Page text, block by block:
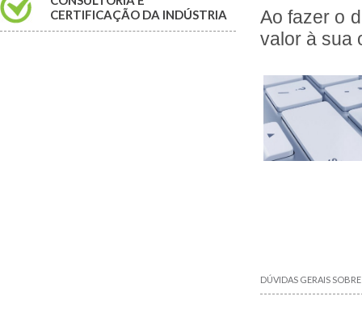
CERTIFICAÇÃO DA INDÚSTRIA
Ao fazer o
valor à sua
DÚVIDAS GERAIS